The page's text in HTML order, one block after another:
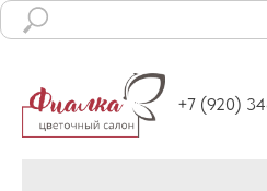
+7 (920)